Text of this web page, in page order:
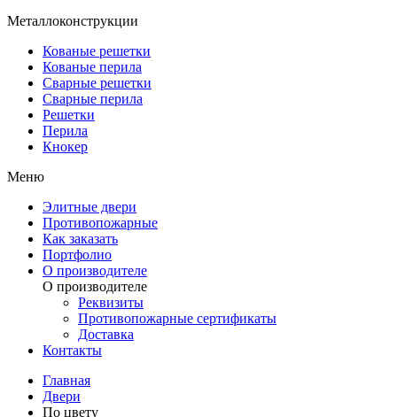
Металлоконструкции
Кованые решетки
Кованые перила
Сварные решетки
Сварные перила
Решетки
Перила
Кнокер
Меню
Элитные двери
Противопожарные
Как заказать
Портфолио
О производителе
О производителе
Реквизиты
Противопожарные сертификаты
Доставка
Контакты
Главная
Двери
По цвету